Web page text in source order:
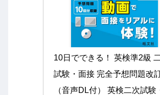
10日でできる！ 英検準2級
試験・面接 完全予想問題改
（音声DL付） 英検二次試験